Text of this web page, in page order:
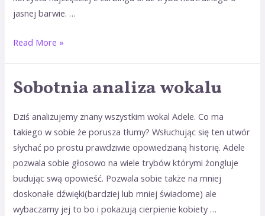
jasnej barwie. …
Read More »
Sobotnia analiza wokalu
Dziś analizujemy znany wszystkim wokal Adele. Co ma
takiego w sobie że porusza tłumy? Wsłuchując się ten utwór
słychać po prostu prawdziwie opowiedzianą historię. Adele
pozwala sobie głosowo na wiele trybów którymi żongluje
budując swą opowieść. Pozwala sobie także na mniej
doskonałe dźwięki(bardziej lub mniej świadome) ale
wybaczamy jej to bo i pokazują cierpienie kobiety …
Sobotnia
wokalu